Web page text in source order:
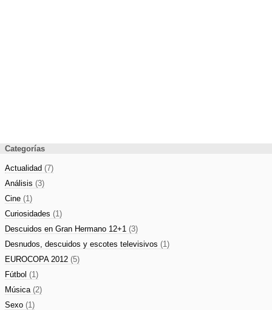
Categorías
Actualidad (7)
Análisis (3)
Cine (1)
Curiosidades (1)
Descuidos en Gran Hermano 12+1 (3)
Desnudos, descuidos y escotes televisivos (1)
EUROCOPA 2012 (5)
Fútbol (1)
Música (2)
Sexo (1)